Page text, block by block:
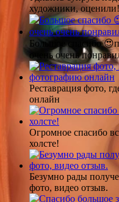
художники, оценили!
Большое спасибо
очень очень
Реставрация фото,
онлайн
Огромное спасибо
холсте!
Безумно рады
фото, видео отзыв.